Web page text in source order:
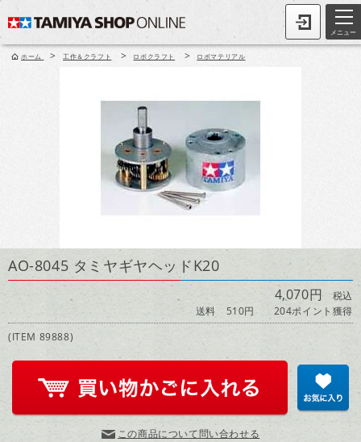
メニュー
ホーム > 工作＆クラフト > ロボクラフト > ロボマテリアル
AO-8045 タミヤギヤヘッドK20
4,070円 税込
送料 510円
204ポイント獲得
(ITEM 89888)
この商品について問い合わせる